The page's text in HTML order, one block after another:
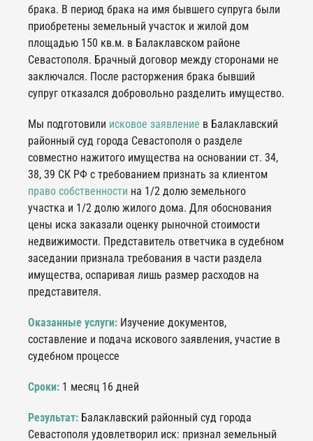
брака. В период брака на имя бывшего супруга были
приобретены земельный участок и жилой дом
площадью 150 кв.м. в Балаклавском районе
Севастополя. Брачный договор между сторонами не
заключался. После расторжения брака бывший
супруг отказался добровольно разделить имущество.
Мы подготовили исковое заявление в Балаклавский
районный суд города Севастополя о разделе
совместно нажитого имущества на основании ст. 34,
38, 39 СК РФ с требованием признать за клиентом
право собственности на 1/2 долю земельного
участка и 1/2 долю жилого дома. Для обоснования
цены иска заказали оценку рыночной стоимости
недвижимости. Представитель ответчика в судебном
заседании признала требования в части раздела
имущества, оспаривая лишь размер расходов на
представителя.
Оказанные услуги:Изучение документов,
составление и подача искового заявления, участие в
судебном процессе
Сроки:1 месяц 16 дней
Результат:Балаклавский районный суд города
Севастополя удовлетворил иск: признал земельный